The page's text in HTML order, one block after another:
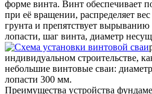
форме винта. Винт обеспечивает
при её вращении, распределяет
грунта и препятствует
лопасти, шаг винта, диаметр
индивидуальном строительстве,
небольшие винтовые сваи:
лопасти 300 мм.
Преимущества устройства